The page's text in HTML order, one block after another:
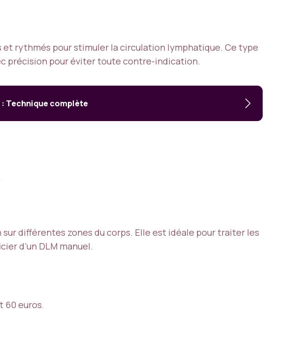
rythmés pour stimuler la circulation lymphatique. Ce type
précision pour éviter toute contre-indication.
Technique complète
différentes zones du corps. Elle est idéale pour traiter les
d’un DLM manuel.
60 euros.